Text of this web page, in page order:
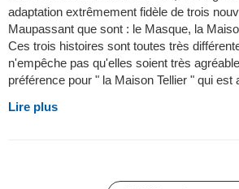
adaptation extrêmement fidèle de trois
Maupassant que sont : le Masque, la
Ces trois histoires sont toutes très
n'empêche pas qu'elles soient très
préférence pour " la Maison Tellier " qui est
Lire plus